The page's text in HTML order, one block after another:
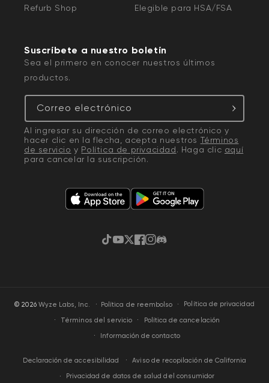
Refurb Shop Elegible para HSA/FSA
Suscríbete a nuestro boletín
Sea el primero en conocer nuestros últimos
productos.
Correo electrónico
Al ingresar su dirección de correo electrónico y
hacer clic en la flecha, acepta nuestros Términos
de servicio y Política de privacidad. Haga clic aquí
para cancelar la suscripción.
TikTokYouTube
Twitter
Facebook
Instagram
Discordia
© 2026 Wyze Labs, Inc. · Política de reembolso Política de privacidad
Términos del servicio
Política de cancelación
Información de contacto
Declaración de accesibilidad Aviso de recopilación de California
Privacidad de datos de salud del consumidor